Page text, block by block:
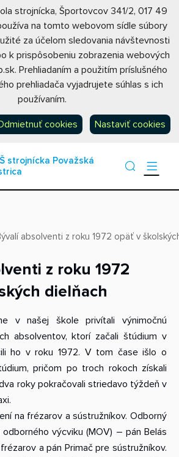
strojnícka, Športovcov 341/2, 017 49
na tomto webovom sídle súbory
za účelom sledovania návštevnosti
k prispôsobeniu zobrazenia webových
Prehliadaním a použitím príslušného
prehliadača vyjadrujete súhlas s ich
používaním.
cookies Nastaviť cookies
strojnícka Považská
absolventi z roku 1972 opäť v
z roku 1972
dielňach
v našej škole privítali výnimočnú
absolventov, ktorí začali štúdium v
ho v roku 1972. V tom čase išlo o
pričom po troch rokoch získali
roky pokračovali striedavo týždeň v
na frézarov a sústružníkov. Odborný
výcviku (MOV) – pán Belás
a pán Primač pre sústružníkov.